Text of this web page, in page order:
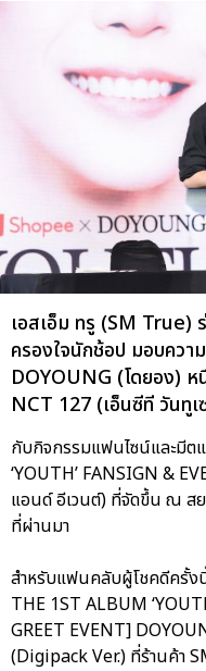
เอสเอ็ม ทรู (SM True)
ครองใจนักช้อป มอบควา
DOYOUNG (โดยอง)
NCT 127 (เอ็นซีที วันทูเ
กับกิจกรรมแฟนไซน์และมีต
‘YOUTH’ FANSIGN &
แอนด์ อีเวนต์) ที่จัดขึ้น ณ ส
ที่ผ่านมา
สำหรับแฟนคลับผู้โชคดีครั้ง
THE 1ST ALBUM
GREET EVENT]
(Digipack Ver.) ที่ร้านค้า